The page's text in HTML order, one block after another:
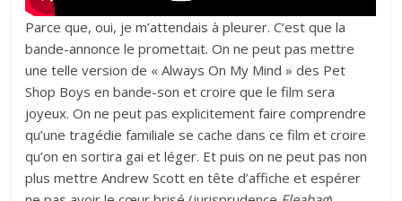
Parce que, oui, je m’attendais à pleurer. C’est que la
bande-annonce le promettait. On ne peut pas mettre
une telle version de « Always On My Mind » des Pet
Shop Boys en bande-son et croire que le film sera
joyeux. On ne peut pas explicitement faire comprendre
qu’une tragédie familiale se cache dans ce film et croire
qu’on en sortira gai et léger. Et puis on ne peut pas non
plus mettre Andrew Scott en tête d’affiche et espérer